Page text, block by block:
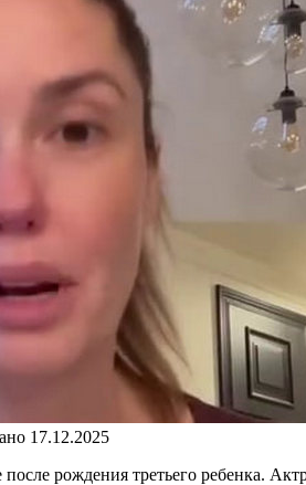
17.12.2025
рождения третьего ребенка.